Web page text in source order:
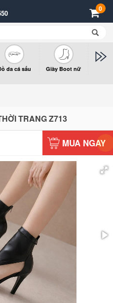
0
da cá sấu Giày Boot nữ
TRANG Z713